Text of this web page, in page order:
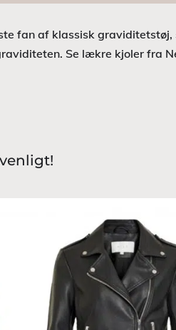
fan af klassisk graviditetstøj,
Se lækre kjoler fra